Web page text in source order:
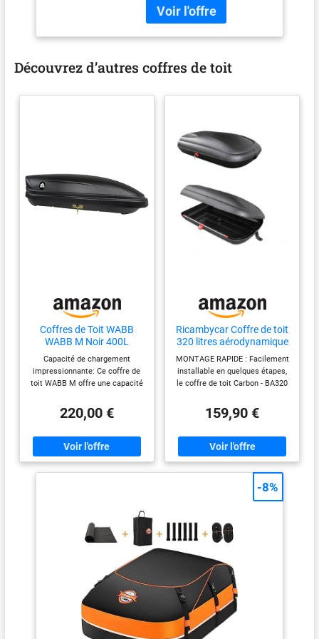
vérifier sa compatibilité
avec le produit.
Découvrez d’autres coffres de toit
Coffres de Toit WABB
WABB M Noir 400L
Capacité de chargement
impressionnante: Ce coffre de
toit WABB M offre une capacité
pour transporter vos bagages et
objets encombrants lors de vos
latérale: Le coffre de toit
dispose d'une ouverture en
compas latérale pour faciliter
La serrure centralisée en 2
points assure la sécurité de vos
biens pendant les trajets
Montage rapide et efficace: Le
montage est rapide et facile
grâce au serrage manuel de la
fixation en U, sans outils
nécessaires Conçu pour réduire
les sifflements: Le design
étudié du coffre WABB M réduit
220,00 €
Ricambycar Coffre de toit
320 litres aérodynamique
pour voiture - look
carbone - avec fermeture
centralisée et fermeture
avant
MONTAGE RAPIDE : Facilement
installable en quelques étapes,
le coffre de toit Carbon - BA320
quotidienne, les vacances ou
les sorties. Résistant et
55 kg de charge avec un volume
de 320 litres, fabriqué en
plastique PP résistant aux
AÉRODYNAMIQUE : Réduit la
consommation de carburant et
silencieuse grâce à sa forme
aérodynamique. Sécurité
avancée : équipé d'un système
de verrouillage de sécurité avec
fermeture centralisée et
protection avant contre
l'ouverture accidentelle.
Dimensions : couleur effet
carbone, poids d'environ 11,5 kg,
159,90 €
-8%